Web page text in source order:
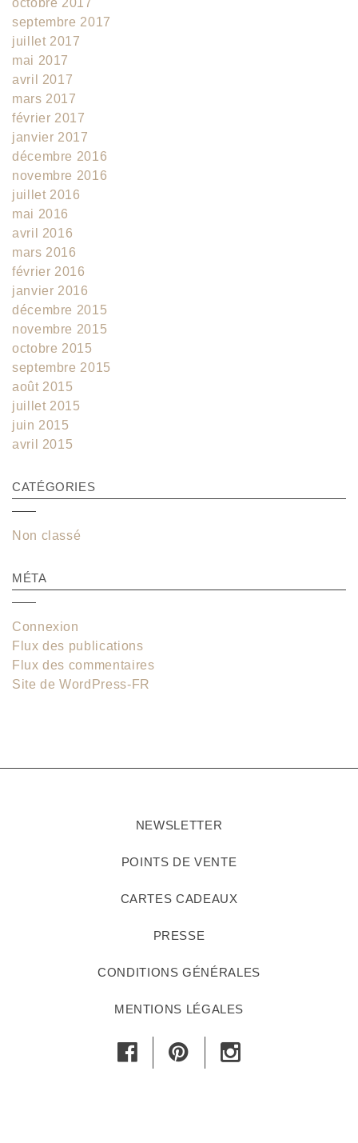
octobre 2017
septembre 2017
juillet 2017
mai 2017
avril 2017
mars 2017
février 2017
janvier 2017
décembre 2016
novembre 2016
juillet 2016
mai 2016
avril 2016
mars 2016
février 2016
janvier 2016
décembre 2015
novembre 2015
octobre 2015
septembre 2015
août 2015
juillet 2015
juin 2015
avril 2015
CATÉGORIES
Non classé
MÉTA
Connexion
Flux des publications
Flux des commentaires
Site de WordPress-FR
NEWSLETTER
POINTS DE VENTE
CARTES CADEAUX
PRESSE
CONDITIONS GÉNÉRALES
MENTIONS LÉGALES